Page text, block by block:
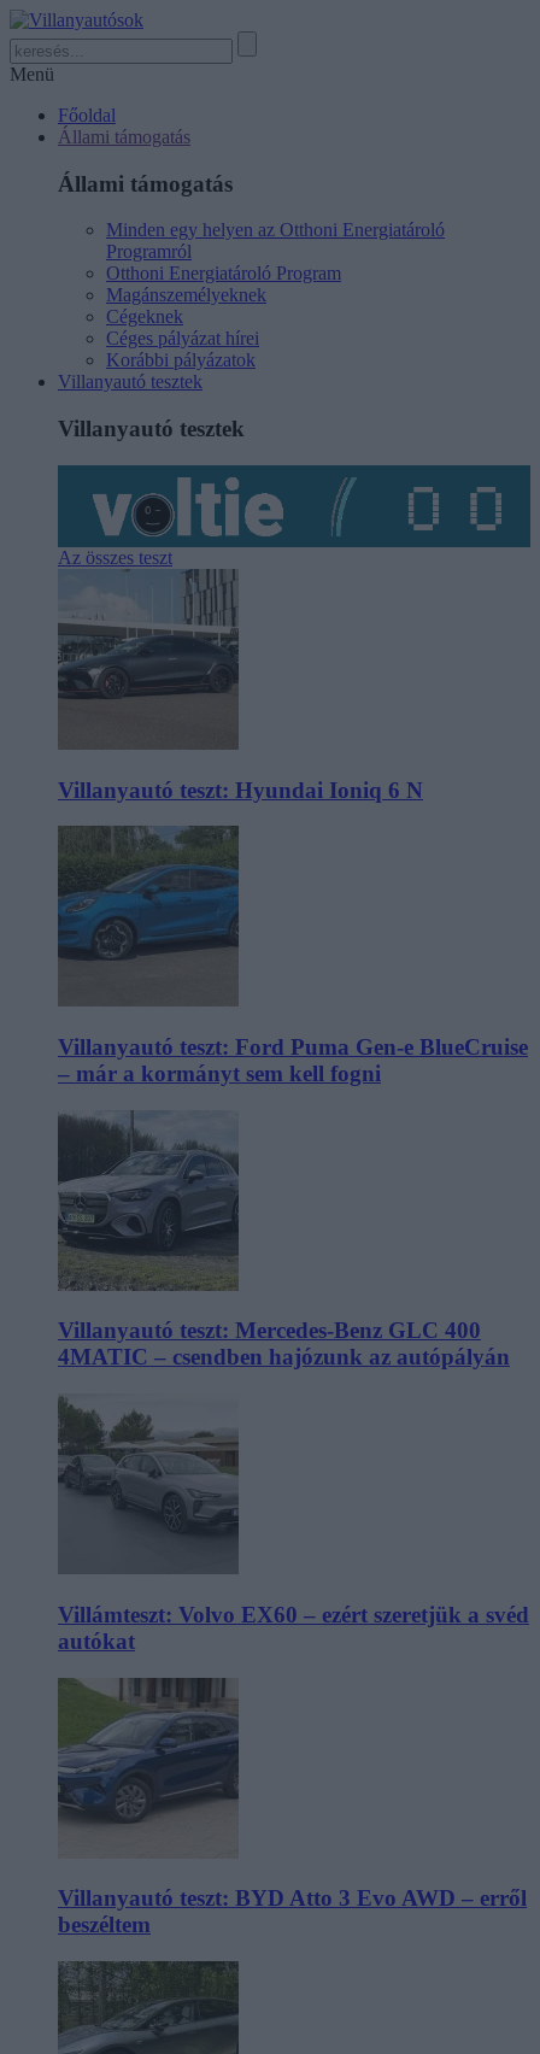
Menü
Főoldal
Állami támogatás
Állami támogatás
Minden egy helyen az Otthoni Energiatároló
Programról
Otthoni Energiatároló Program
Magánszemélyeknek
Cégeknek
Céges pályázat hírei
Korábbi pályázatok
Villanyautó tesztek
Villanyautó tesztek
Az összes teszt
Villanyautó teszt: Hyundai Ioniq 6 N
Villanyautó teszt: Ford Puma Gen-e BlueCruise
– már a kormányt sem kell fogni
Villanyautó teszt: Mercedes-Benz GLC 400
4MATIC – csendben hajózunk az autópályán
Villámteszt: Volvo EX60 – ezért szeretjük a svéd
autókat
Villanyautó teszt: BYD Atto 3 Evo AWD – erről
beszéltem